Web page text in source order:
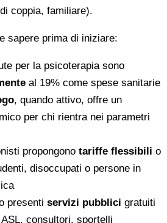
coppia, familiare).
sapere prima di iniziare:
per la psicoterapia sono
al 19% come spese sanitarie
, quando attivo, offre un
per chi rientra nei parametri
propongono tariffe flessibili o
disoccupati o persone in
presenti servizi pubblici gratuiti
consultori, sportelli